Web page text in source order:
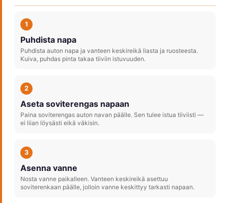
1
Puhdista napa
Puhdista auton napa ja vanteen keskireikä liasta ja ruosteesta.
Kuiva, puhdas pinta takaa tiiviin istuvuuden.
2
Aseta soviterengas napaan
Paina soviterengas auton navan päälle. Sen tulee istua tiiviisti —
ei liian löysästi eikä väkisin.
3
Asenna vanne
Nosta vanne paikalleen. Vanteen keskireikä asettuu
soviterenkaan päälle, jolloin vanne keskittyy tarkasti napaan.